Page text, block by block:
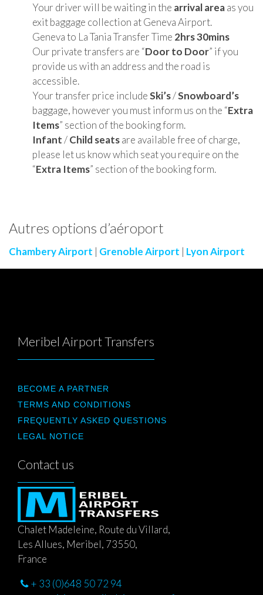
Your driver will be waiting in the arrival areaas you
exit baggage collection at Geneva Airport.
Geneva to La Tania Transfer Time 2hrs 30mins
Our private transfers are “Door to Door” if you
provide us with an address and the road is
accessible.
Your transfer price includeSki’s/Snowboard’s
baggage, however you must inform us on the “Extra
Items” section of the booking form.
Infant/Child seatsare available free of charge,
please let us know which seat you require on the
“Extra Items” section of the booking form.
Autres options d’aéroport
Chambery Airport | Grenoble Airport | Lyon Airport
Meribel Airport Transfers
BECOME A PARTNER
TERMS AND CONDITIONS
FREQUENTLY ASKED QUESTIONS
LEGAL NOTICE
Contact us
Chalet Madeleine, Route du Villard,
Les Allues, Meribel, 73550,
France
+ 33 (0)648 50 72 94